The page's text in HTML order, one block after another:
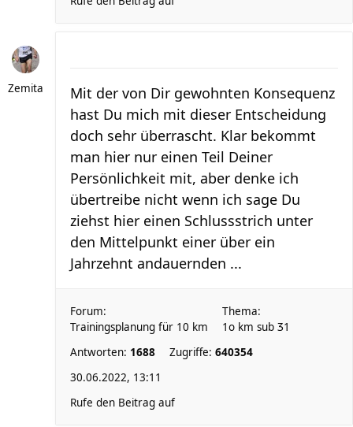
Zemita
Mit der von Dir gewohnten Konsequenz
hast Du mich mit dieser Entscheidung
doch sehr überrascht. Klar bekommt
man hier nur einen Teil Deiner
Persönlichkeit mit, aber denke ich
übertreibe nicht wenn ich sage Du
ziehst hier einen Schlussstrich unter
den Mittelpunkt einer über ein
Jahrzehnt andauernden ...
Forum:
Trainingsplanung für 10 km
Thema:
1o km sub Ʒ1
Antworten: 1688 Zugriffe: 640354
30.06.2022, 13:11
Rufe den Beitrag auf